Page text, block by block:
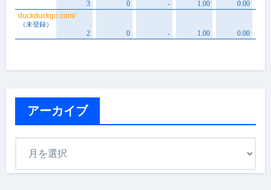
アーカイブ